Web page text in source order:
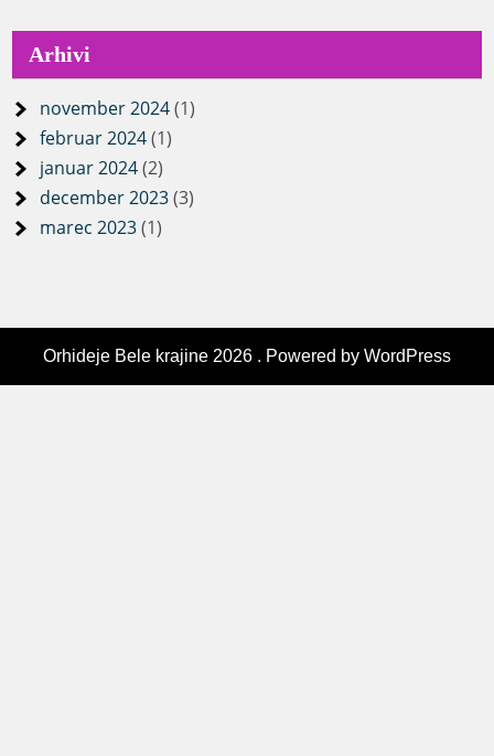
Arhivi
november 2024(1)
februar 2024(1)
januar 2024(2)
december 2023(3)
marec 2023(1)
Orhideje Bele krajine 2026 . Powered by WordPress